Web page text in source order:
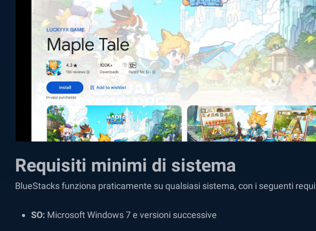
Requisiti minimi di sistema
BlueStacks funziona praticamente su qualsiasi sistema, con i seguenti
SO: Microsoft Windows 7 e versioni successive